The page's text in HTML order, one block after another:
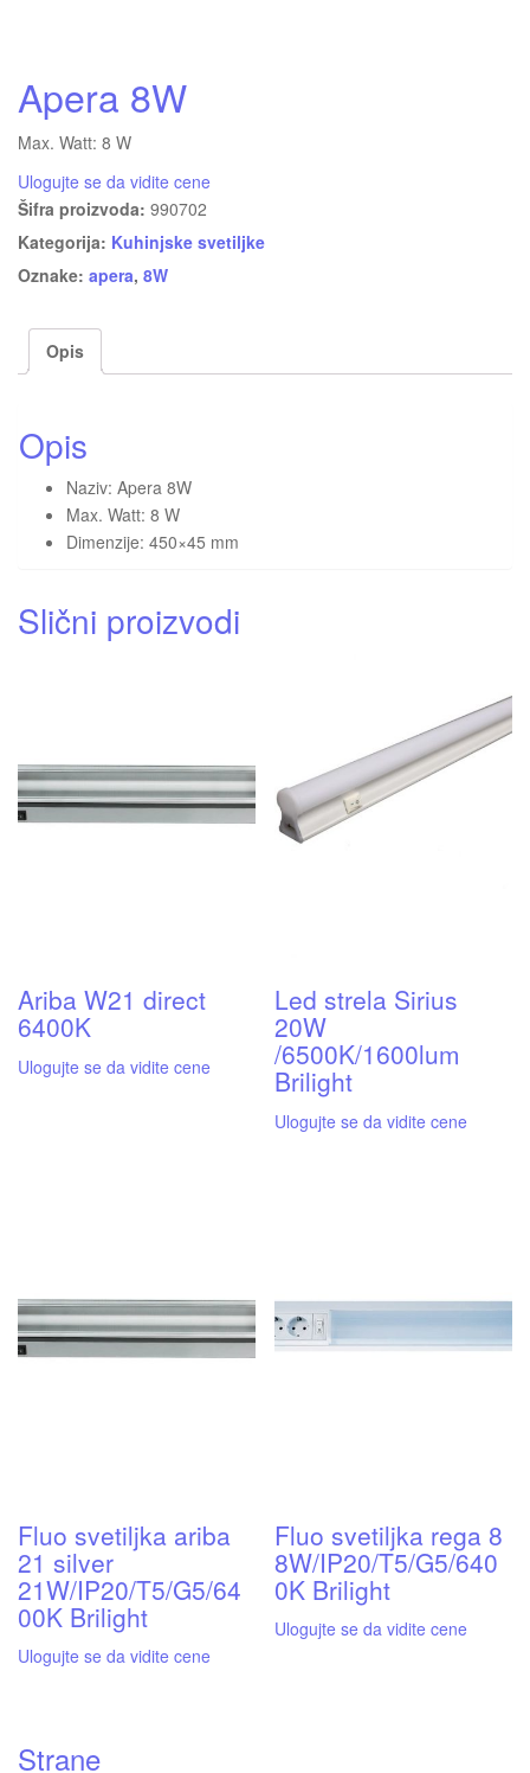
Apera 8W
Max. Watt: 8 W
Ulogujte se da vidite cene
Šifra proizvoda: 990702
Kategorija: Kuhinjske svetiljke
Oznake: apera, 8W
Opis
Opis
Naziv: Apera 8W
Max. Watt: 8 W
Dimenzije: 450×45 mm
Slični proizvodi
Ariba W21 direct
6400K
Ulogujte se da vidite cene
Led strela Sirius
20W
/6500K/1600lum
Brilight
Ulogujte se da vidite cene
Fluo svetiljka ariba
21 silver
21W/IP20/T5/G5/64
00K Brilight
Ulogujte se da vidite cene
Fluo svetiljka rega 8
8W/IP20/T5/G5/640
0K Brilight
Ulogujte se da vidite cene
Strane